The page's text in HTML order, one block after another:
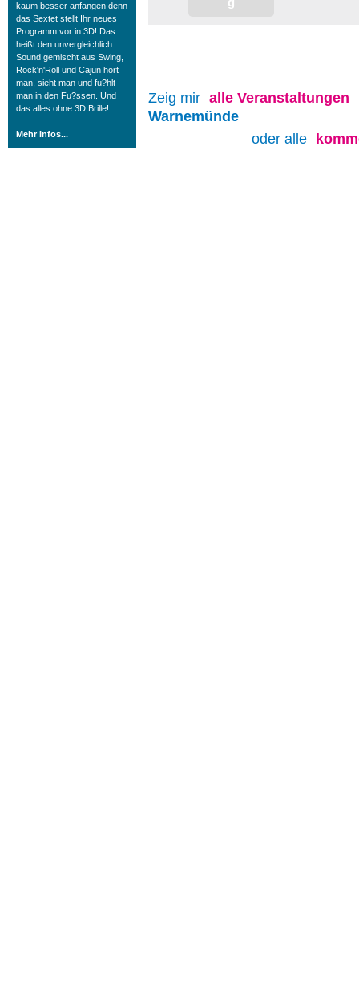
kaum besser anfangen denn
das Sextet stellt Ihr neues
Programm vor in 3D! Das
heißt den unvergleichlich
Sound gemischt aus Swing,
Rock'n'Roll und Cajun hört
man, sieht man und fu?hlt
man in den Fu?ssen. Und
das alles ohne 3D Brille!
Mehr Infos...
Zeig mir alle Veranstaltungen
Warnemünde
oder alle